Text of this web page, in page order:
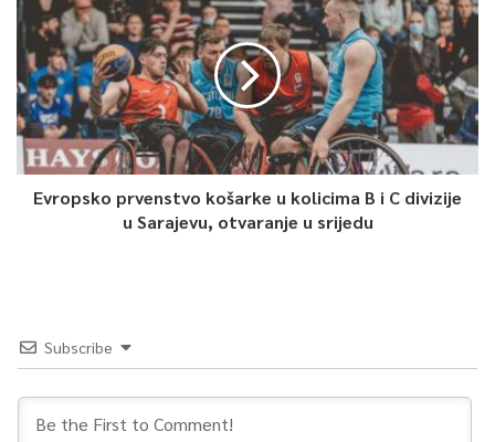
Evropsko prvenstvo košarke u kolicima B i C divizije
u Sarajevu, otvaranje u srijedu
Subscribe